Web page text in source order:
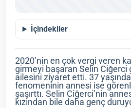
İçindekiler
2020’nin en çok vergi veren
girmeyi başaran Selin Ciğerci
ailesini ziyaret etti. 37
fenomeninin annesi ise
şaşırttı. Selin Ciğerci’nin
kızından bile daha genç